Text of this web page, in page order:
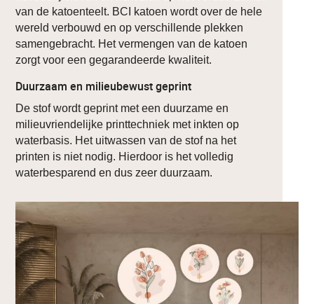
van de katoenteelt. BCI katoen wordt over de hele
wereld verbouwd en op verschillende plekken
samengebracht. Het vermengen van de katoen
zorgt voor een gegarandeerde kwaliteit.
Duurzaam en milieubewust geprint
De stof wordt geprint met een duurzame en
milieuvriendelijke printtechniek met inkten op
waterbasis. Het uitwassen van de stof na het
printen is niet nodig. Hierdoor is het volledig
waterbesparend en dus zeer duurzaam.